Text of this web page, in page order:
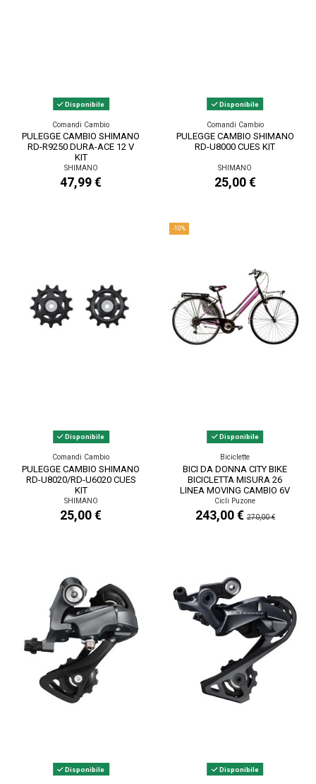
Disponibile
Comandi Cambio
PULEGGE CAMBIO SHIMANO
RD-R9250 DURA-ACE 12 V
KIT
SHIMANO
47,99 €
Disponibile
Comandi Cambio
PULEGGE CAMBIO SHIMANO
RD-U8000 CUES KIT
SHIMANO
25,00 €
Disponibile
Comandi Cambio
PULEGGE CAMBIO SHIMANO
RD-U8020/RD-U6020 CUES
KIT
SHIMANO
25,00 €
-10%
Disponibile
Biciclette
BICI DA DONNA CITY BIKE
BICICLETTA MISURA 26
LINEA MOVING CAMBIO 6V
MOV26D6V COMPLETA...
Cicli Puzone
243,00 €270,00 €
Disponibile Disponibile